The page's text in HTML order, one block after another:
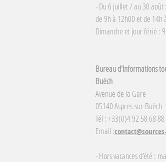
- Du 6 juillet / au 30 août
de 9h à 12h00 et de 14h
Dimanche et jour férié :
Bureau d'Informations
Buëch
Avenue de la Gare
05140 Aspres-sur-Buëch
Tél : +33(0)4 92 58 68 88
Email :
- Hors vacances d'été :